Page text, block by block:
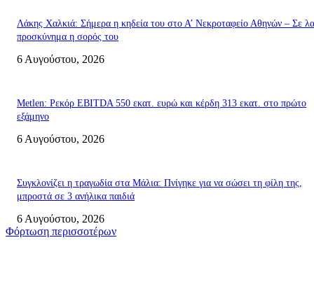
Λάκης Χαλκιά: Σήμερα η κηδεία του στο Α’ Νεκροταφείο Αθηνών – Σε
προσκύνημα η σορός του
6 Αυγούστου, 2026
Metlen: Ρεκόρ EBITDA 550 εκατ. ευρώ και κέρδη 313 εκατ. στο πρώτο
εξάμηνο
6 Αυγούστου, 2026
Συγκλονίζει η τραγωδία στα Μάλια: Πνίγηκε για να σώσει τη φίλη της,
μπροστά σε 3 ανήλικα παιδιά
6 Αυγούστου, 2026
Φόρτωση περισσοτέρων